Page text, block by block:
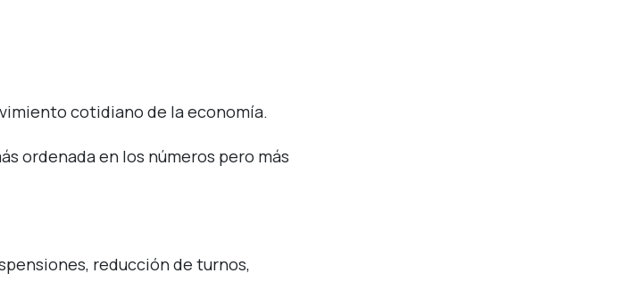
cotidiano de la economía.
ordenada en los números pero más
reducción de turnos,